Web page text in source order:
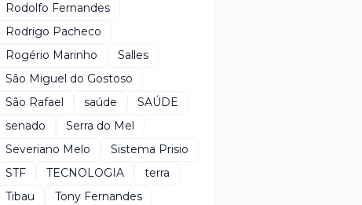
Rodolfo Fernandes
Rodrigo Pacheco
Rogério Marinho
Salles
São Miguel do Gostoso
São Rafael
saúde
SAÚDE
senado
Serra do Mel
Severiano Melo
Sistema Prisio
STF
TECNOLOGIA
terra
Tibau
Tony Fernandes